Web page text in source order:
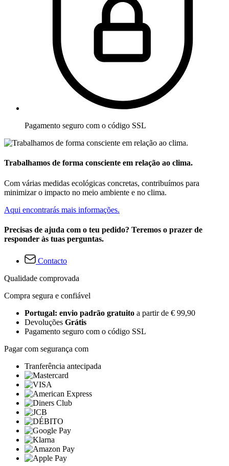
Pagamento seguro com o código SSL
Trabalhamos de forma consciente em relação ao clima.
Com várias medidas ecológicas concretas, contribuímos para
minimizar o impacto no meio ambiente e no clima.
Aqui encontrarás mais informações.
Precisas de ajuda com o teu pedido? Teremos o prazer de
responder às tuas perguntas.
Contacto
Qualidade comprovada
Compra segura e confiável
Portugal: envio padrão gratuito a partir de € 99,90
Devoluções Grátis
Pagamento seguro com o código SSL
Pagar com segurança com
Tranferência antecipada